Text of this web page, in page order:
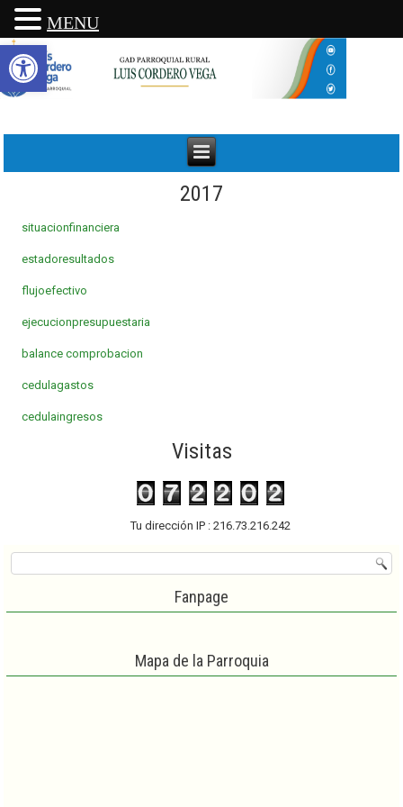
Abrir barra de herramientas
2017
situacionfinanciera
estadoresultados
flujoefectivo
ejecucionpresupuestaria
balance comprobacion
cedulagastos
cedulaingresos
Visitas
Tu dirección IP : 216.73.216.242
Fanpage
Mapa de la Parroquia
MENU